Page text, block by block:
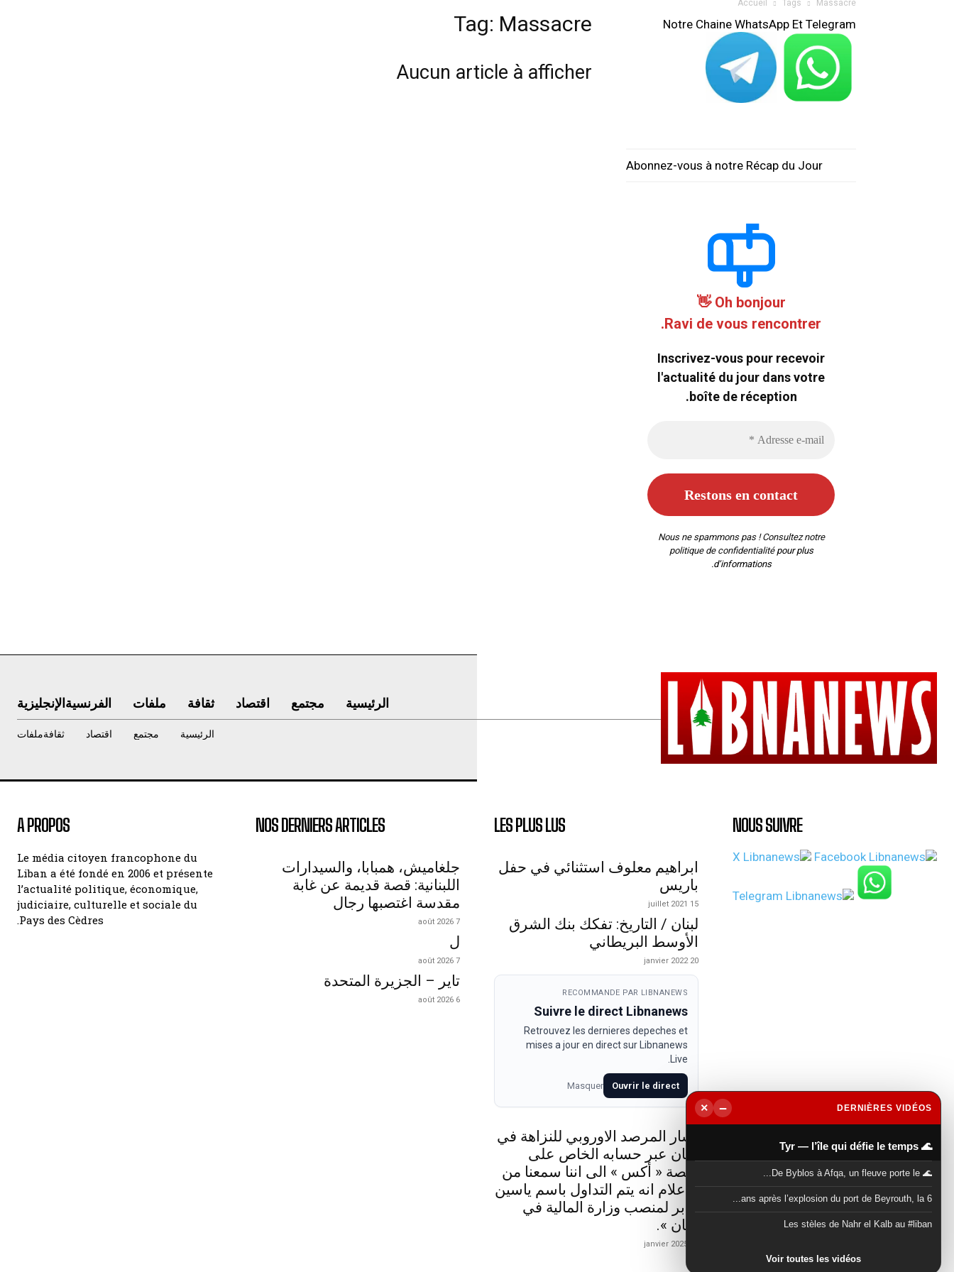
Accueil Tags Massacre
Tag: Massacre
Aucun article à afficher
Notre Chaine WhatsApp Et Telegram
Abonnez-vous à notre Récap du Jour
Oh bonjour 👋
Ravi de vous rencontrer.
Inscrivez-vous pour recevoir
l'actualité du jour dans votre
boîte de réception.
Nous ne spammons pas ! Consultez notre
politique de confidentialitépour plus
d’informations.
الرئيسية مجتمع اقتصاد ثقافة ملفات الفرنسيةالإنجليزية
الرئيسية مجتمع اقتصاد ثقافةملفات
A PROPOS
Le média citoyen francophone du
Liban a été fondé en 2006 et présente
l’actualité politique, économique,
judiciaire, culturelle et sociale du
Pays des Cèdres.
NOS DERNIERS ARTICLES
جلغاميش، همبابا، والسيدارات
اللبنانية: قصة قديمة عن غابة
مقدسة اغتصبها رجال
7 août 2026
ل
7 août 2026
تاير – الجزيرة المتحدة
6 août 2026
LES PLUS LUS
ابراهيم معلوف استثنائي في حفل
باريس
15 juillet 2021
لبنان / التاريخ: تفكك بنك الشرق
الأوسط البريطاني
20 janvier 2022
RECOMMANDE PAR LIBNANEWS
Suivre le direct Libnanews
Retrouvez les dernieres depeches et
mises a jour en direct sur Libnanews
Live.
Ouvrir le direct
Masquer
أشار المرصد الاوروبي للنزاهة في
لبنان عبر حسابه الخاص على
منصة « أكس » الى اننا سمعنا من
الاعلام انه يتم التداول باسم ياسين
جابر لمنصب وزارة المالية في
لبنان ».
NOUS SUIVRE
DERNIÈRES VIDÉOS
−
×
🌊 Tyr — l’île qui défie le temps
🌊 De Byblos à Afqa, un fleuve porte le...
6 ans après l’explosion du port de Beyrouth, la...
Les stèles de Nahr el Kalb au #liban
Voir toutes les vidéos